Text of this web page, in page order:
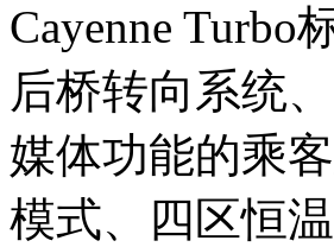
Cayenne Turbo
后桥转向系统
媒体功能的乘
模式、四区恒